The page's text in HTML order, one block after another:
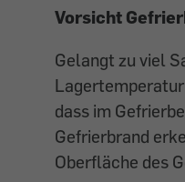
Vorsicht
Gelangt zu viel
dass im
Gefrierbrand
Oberfläche des